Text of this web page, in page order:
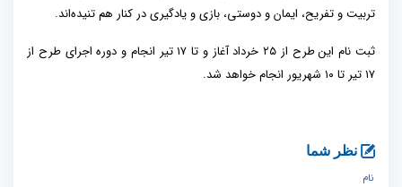
تربیت و تفریح، ایمان و دوستی، بازی و یادگیری در کنار هم تنیده‌اند.
ثبت نام این طرح از ۲۵ خرداد آغاز و تا ۱۷ تیر انجام و دوره اجرای طرح از
۱۷ تیر تا ۱۰ شهریور انجام خواهد شد.
نظر شما
نام